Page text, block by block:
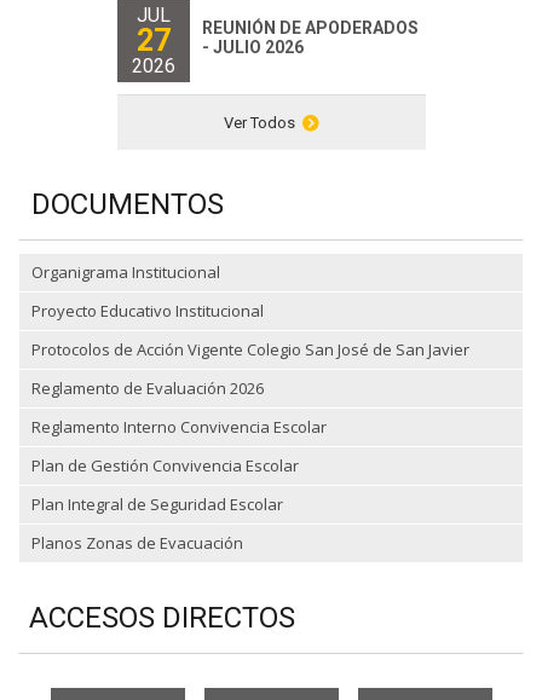
JUL
27
2026
REUNIÓN DE APODERADOS
- JULIO 2026
Ver Todos
DOCUMENTOS
Organigrama Institucional
Proyecto Educativo Institucional
Protocolos de Acción Vigente Colegio San José de San Javier
Reglamento de Evaluación 2026
Reglamento Interno Convivencia Escolar
Plan de Gestión Convivencia Escolar
Plan Integral de Seguridad Escolar
Planos Zonas de Evacuación
ACCESOS DIRECTOS